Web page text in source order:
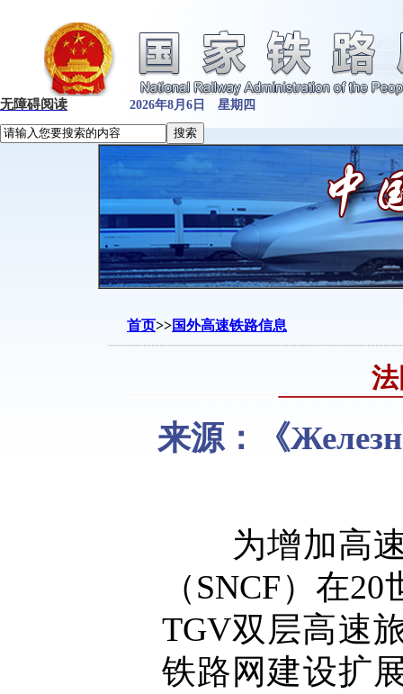
无障碍阅读 2026年8月6日 星期四
首页>>国外高速铁路信息
来源：《
为增加高速
（SNCF）在
TGV双层高速
铁路网建设扩